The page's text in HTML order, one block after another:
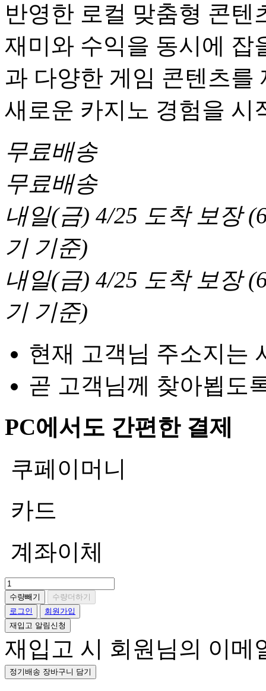
반영한 로컬 맞춤형 콘텐
재미와 수익을 동시에 잡
과 다양한 게임 콘텐츠를
새로운 카지노 경험을 시
무료배송
무료배송
내일(금) 4/25 도착 보장(
기 기준)
내일(금) 4/25 도착 보장(
기 기준)
현재 고객님 주소지는
곧 고객님께 찾아뵙도
PC에서도 간편한 결제
쿠페이머니
카드
계좌이체
수량빼기
수량더하기
로그인
회원가입
재입고 알림신청
재입고 시 회원님의 이메
정기배송 장바구니 담기